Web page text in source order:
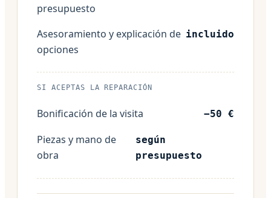
presupuesto
Asesoramiento y explicación de
opciones
incluido
SI ACEPTAS LA REPARACIÓN
Bonificación de la visita −50 €
Piezas y mano de
obra
según
presupuesto